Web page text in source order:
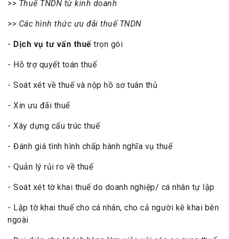
>> Thuế TNDN từ kinh doanh
>> Các hình thức ưu đãi thuế TNDN
- Dịch vụ tư vấn thuếtrọn gói
- Hỗ trợ quyết toán thuế
- Soát xét về thuế và nộp hồ sơ tuân thủ
- Xin ưu đãi thuế
- Xây dựng cấu trúc thuế
- Đánh giá tình hình chấp hành nghĩa vụ thuế
- Quản lý rủi ro về thuế
- Soát xét tờ khai thuế do doanh nghiệp/ cá nhân tự lập
- Lập tờ khai thuế cho cá nhân, cho cả người kê khai bên
ngoài